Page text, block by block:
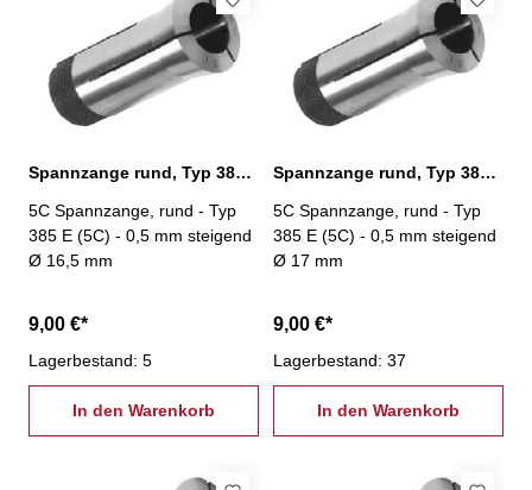
Spannzange rund, Typ 385 E (5C) Ø 16,5 mm
5C Spannzange, rund - Typ
385 E (5C) - 0,5 mm steigend
Ø 16,5 mm
9,00 €*
Lagerbestand: 5
In den Warenkorb
Spannzange rund, Typ 385 E (5C) Ø 17,0 mm
5C Spannzange, rund - Typ
385 E (5C) - 0,5 mm steigend
Ø 17 mm
9,00 €*
Lagerbestand: 37
In den Warenkorb